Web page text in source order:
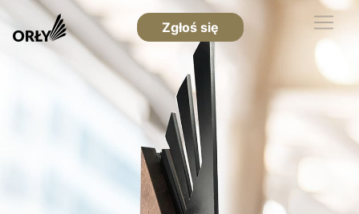
Zgłoś się